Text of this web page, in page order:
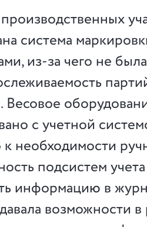
система
из-за чего не
Весовое
с учетной
необходимости
подсистем
информацию в
возможности